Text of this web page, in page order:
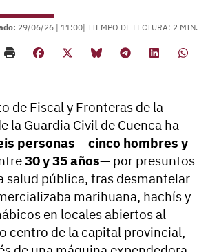
29/06/26 | 11:00| TIEMPO DE LECTURA: 2 MIN.
de Fiscal y Fronteras de la
la Guardia Civil de Cuenca ha
personas —cinco hombres y
30 y 35 años— por presuntos
salud pública, tras desmantelar
marihuana, hachís y
en locales abiertos al
centro de la capital provincial,